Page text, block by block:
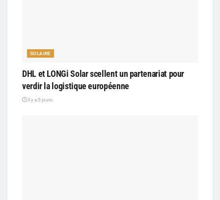
SOLAIRE
DHL et LONGi Solar scellent un partenariat pour
verdir la logistique européenne
il y a 5 jours